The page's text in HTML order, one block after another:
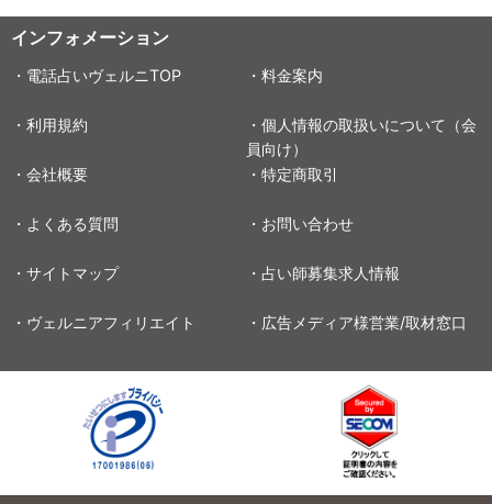
インフォメーション
・電話占いヴェルニTOP ・料金案内
・利用規約
・個人情報の取扱いについて（会
員向け）
・会社概要
・特定商取引
・よくある質問 ・お問い合わせ
・サイトマップ ・占い師募集求人情報
・ヴェルニアフィリエイト ・広告メディア様営業/取材窓口